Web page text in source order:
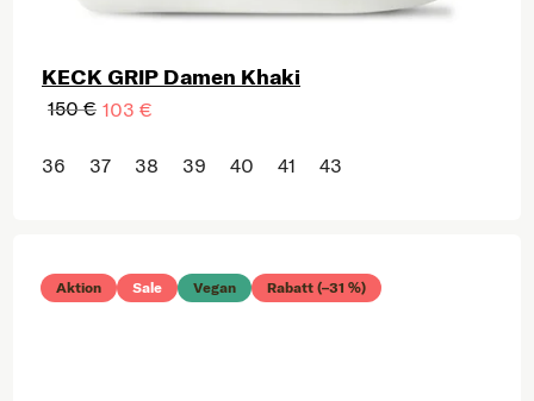
KECK GRIP Damen Khaki
150 € 103 €
36 37 38 39 40 41 43
Aktion Sale Vegan Rabatt (–31 %)